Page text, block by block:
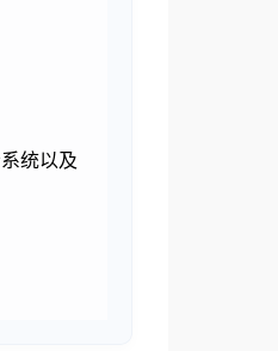
统以及